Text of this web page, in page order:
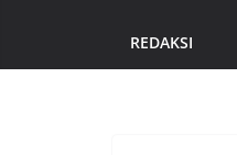
REDAKSI